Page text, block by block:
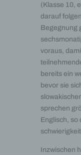
(Klasse 10,
darauf
Begegnung
voraus,
bereits ein
bevor sie
sprechen
Englisch, so
Inzwischen